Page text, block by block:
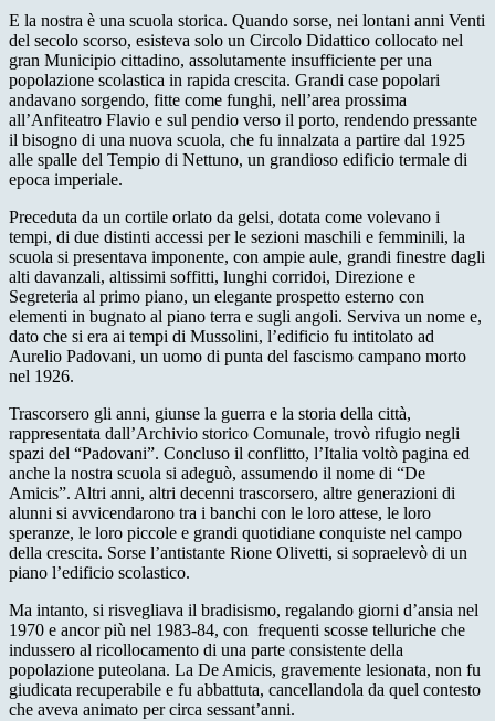
E la nostra è una scuola storica. Quando sorse, nei lontani anni Venti
del secolo scorso, esisteva solo un Circolo Didattico collocato nel
gran Municipio cittadino, assolutamente insufficiente per una
popolazione scolastica in rapida crescita. Grandi case popolari
andavano sorgendo, fitte come funghi, nell’area prossima
all’Anfiteatro Flavio e sul pendio verso il porto, rendendo pressante
il bisogno di una nuova scuola, che fu innalzata a partire dal 1925
alle spalle del Tempio di Nettuno, un grandioso edificio termale di
epoca imperiale.
Preceduta da un cortile orlato da gelsi, dotata come volevano i
tempi, di due distinti accessi per le sezioni maschili e femminili, la
scuola si presentava imponente, con ampie aule, grandi finestre dagli
alti davanzali, altissimi soffitti, lunghi corridoi, Direzione e
Segreteria al primo piano, un elegante prospetto esterno con
elementi in bugnato al piano terra e sugli angoli. Serviva un nome e,
dato che si era ai tempi di Mussolini, l’edificio fu intitolato ad
Aurelio Padovani, un uomo di punta del fascismo campano morto
nel 1926.
Trascorsero gli anni, giunse la guerra e la storia della città,
rappresentata dall’Archivio storico Comunale, trovò rifugio negli
spazi del “Padovani”. Concluso il conflitto, l’Italia voltò pagina ed
anche la nostra scuola si adeguò, assumendo il nome di “De
Amicis”. Altri anni, altri decenni trascorsero, altre generazioni di
alunni si avvicendarono tra i banchi con le loro attese, le loro
speranze, le loro piccole e grandi quotidiane conquiste nel campo
della crescita. Sorse l’antistante Rione Olivetti, si sopraelevò di un
piano l’edificio scolastico.
Ma intanto, si risvegliava il bradisismo, regalando giorni d’ansia nel
1970 e ancor più nel 1983-84, con frequenti scosse telluriche che
indussero al ricollocamento di una parte consistente della
popolazione puteolana. La De Amicis, gravemente lesionata, non fu
giudicata recuperabile e fu abbattuta, cancellandola da quel contesto
che aveva animato per circa sessant’anni.